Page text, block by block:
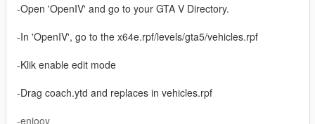
-Open 'OpenIV' and go to your GTA V Directory.
-In 'OpenIV', go to the x64e.rpf/levels/gta5/vehicles.rpf
-Klik enable edit mode
-Drag coach.ytd and replaces in vehicles.rpf
-enjooy